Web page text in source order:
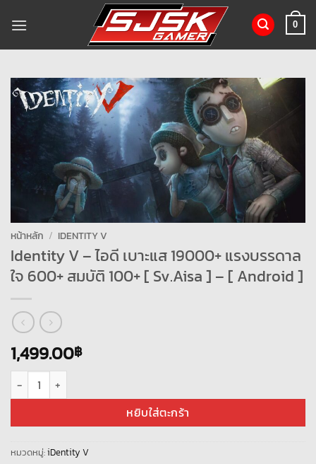
0
หน้าหลัก / IDENTITY V
Identity V – ไอดี เบาะแส 19000+ แรงบรรดาล
ใจ 600+ สมบัติ 100+ [ Sv.Aisa ] – [ Android ]
1,499.00฿
จำนวน Identity V - ไอดี เบาะแส 19000+ แรงบรรดาลใจ 600+ สมบัติ 100+
หยิบใส่ตะกร้า
หมวดหมู่:iDentity V